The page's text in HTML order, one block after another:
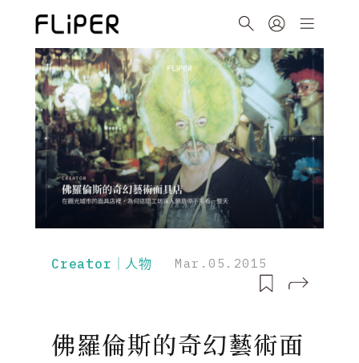
Creator｜人物 Mar.05.2015
佛羅倫斯的奇幻藝術面